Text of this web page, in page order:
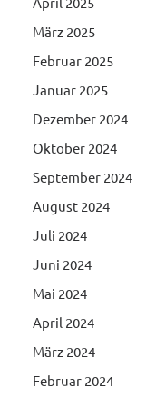
März 2025
Februar 2025
Januar 2025
Dezember 2024
Oktober 2024
September 2024
August 2024
Juli 2024
Juni 2024
Mai 2024
April 2024
März 2024
Februar 2024